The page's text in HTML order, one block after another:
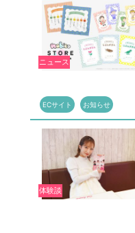
ニュース
ECサイト お知らせ
体験談